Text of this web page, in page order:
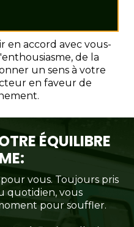
en accord avec vous-
de la
un sens à votre
en faveur de
ÉQUILIBRE
vous. Toujours pris
quotidien, vous
pour souffler.